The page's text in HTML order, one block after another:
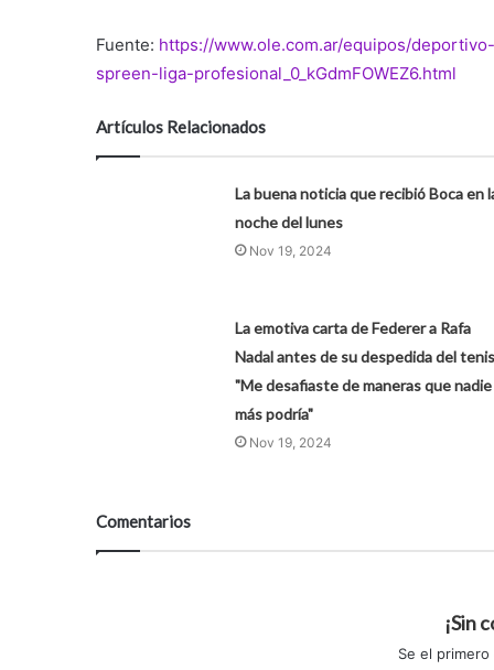
Fuente: https://www.ole.com.ar/equipos/
spreen-liga-profesional_0_kGdmFOWEZ6.html
Artículos Relacionados
La buena noticia que recibió Boca en
noche del lunes
Nov 19, 2024
La emotiva carta de Federer a Rafa
Nadal antes de su despedida del
"Me desafiaste de maneras que nadie
más podría"
Nov 19, 2024
Comentarios
¡Sin
Se el